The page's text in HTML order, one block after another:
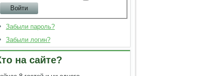
Забыли пароль?
Забыли логин?
на сайте?